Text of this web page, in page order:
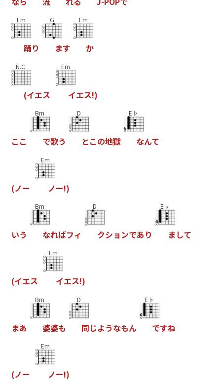
Em
踊り
G
ます
Em
か
N.C.
(イエス
Em
イエス!)
こ こ
Bm
で歌う
D
とこの地獄
E♭
なんて
(ノー
Em
ノー!)
いう
Bm
なればフィ
D
クショ ンであ り
E♭
まして
(イエス
Em
イエス!)
まあ
Bm
婆婆も
D
同じようなもん
E♭
ですね
(ノー
Em
ノー!)